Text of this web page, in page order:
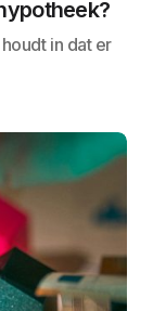
in dat er